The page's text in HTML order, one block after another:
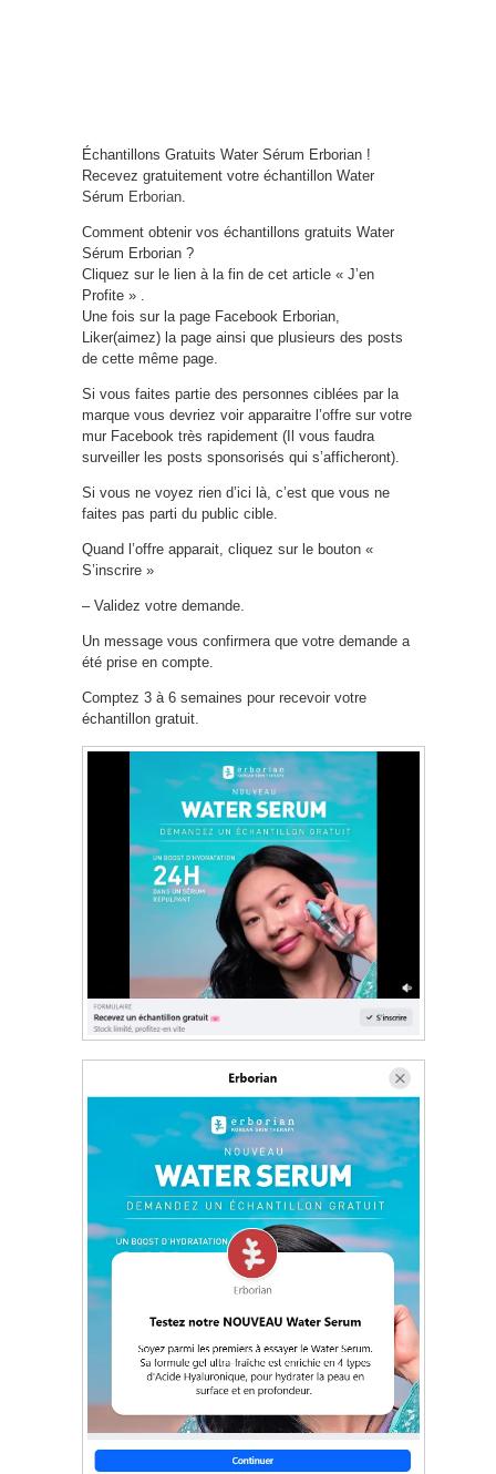
Échantillons Gratuits Water Sérum Erborian !
Recevez gratuitement votre échantillon Water
Sérum Erborian
Comment obtenir vos échantillons gratuits Water
Sérum Erborian ?
Cliquez sur le lien à la fin de cet article « J’en
Profite » .
Une fois sur la page Facebook Erborian,
Liker(aimez) la page ainsi que plusieurs des posts
de cette même page.
Si vous faites partie des personnes ciblées par la
marque vous devriez voir apparaitre l’offre sur votre
mur Facebook très rapidement (Il vous faudra
surveiller les posts sponsorisés qui s’afficheront).
Si vous ne voyez rien d’ici là, c’est que vous ne
faites pas parti du public cible.
Quand l’offre apparait, cliquez sur le bouton «
S’inscrire »
– Validez votre demande.
Un message vous confirmera que votre demande a
été prise en compte.
Comptez 3 à 6 semaines pour recevoir votre
échantillon gratuit.